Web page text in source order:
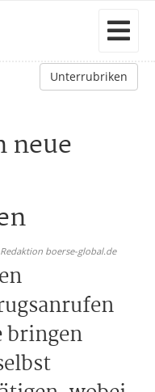
Unterrubriken
neue
boerse-global.de